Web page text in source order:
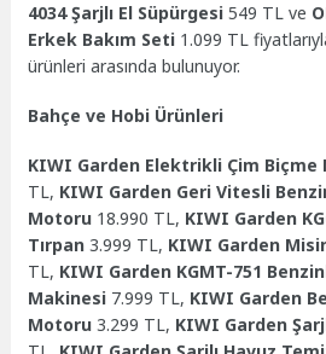
4034 Şarjlı El Süpürgesi 549 TL ve
Erkek Bakım Seti 1.099 TL
ürünleri arasında bulunuyor.
Bahçe ve Hobi Ürünleri
KIWI Garden Elektrikli Çim Biçme
TL, KIWI Garden Geri Vitesli
Motoru 18.990 TL, KIWI Garden
Tırpan 3.999 TL, KIWI Garden
TL, KIWI Garden KGMT-751
Makinesi 7.999 TL, KIWI Garden
Motoru 3.299 TL, KIWI Garden